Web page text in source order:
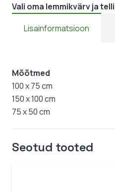
Vali oma lemmikvärv ja
Lisainformatsioon
Mõõtmed
100 x 75 cm
150 x 100 cm
75 x 50 cm
Seotud tooted